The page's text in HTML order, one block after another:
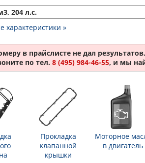
204 л.с.
характеристики »
в прайслисте не дал
по тел. 8 (495) 984-46-55, и мы
Прокладка
клапанной
крышки
Моторное
в двигатель